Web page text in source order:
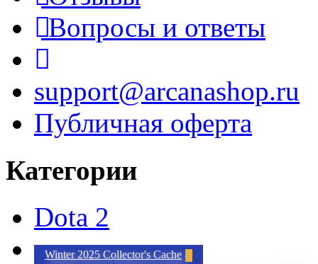
Вопросы и ответы
support@arcanashop.ru
Публичная оферта
Категории
Dota 2
Winter 2025 Collector's Cache